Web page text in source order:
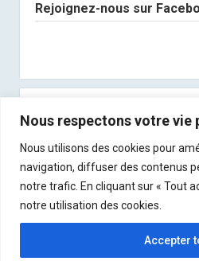
Nous respectons votre vie
Nous utilisons des cookies pour
navigation, diffuser des contenus
notre trafic. En cliquant sur « Tout
notre utilisation des cookies.
Accepter
Rejoignez-nous sur
Abonnez-vous à notre
Recevez les derniers articles
votre boite mail !